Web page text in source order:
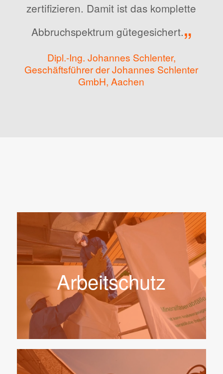
zertifizieren. Damit ist das komplette
Abbruchspektrum gütegesichert.„
Dipl.-Ing. Johannes Schlenter,
Geschäftsführer der Johannes Schlenter
GmbH, Aachen
Arbeitschutz